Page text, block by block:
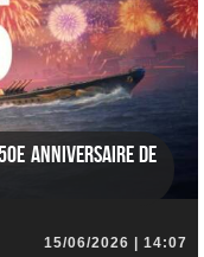
anniversaire de
15/06/2026 | 14:07